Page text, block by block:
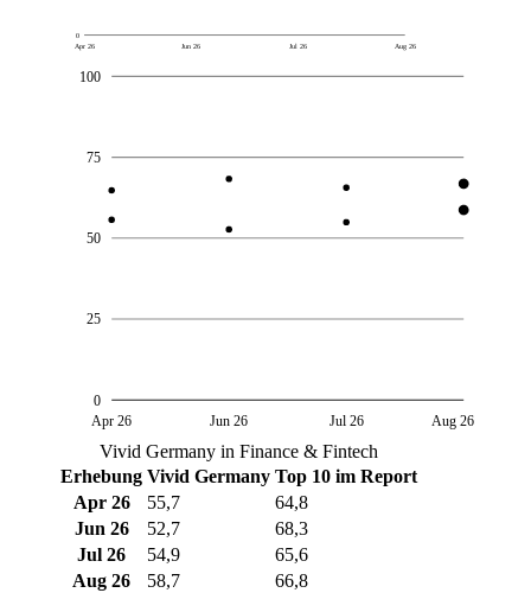
0
Apr 26 Jun 26 Jul 26 Aug 26
0
25
50
75
100
Apr 26 Jun 26 Jul 26 Aug 26
Vivid Germany in Finance & Fintech
Erhebung Vivid Germany Top 10 im Report
Apr 26
55,7
64,8
Jun 26
52,7
68,3
Jul 26
54,9
65,6
Aug 26
58,7 66,8